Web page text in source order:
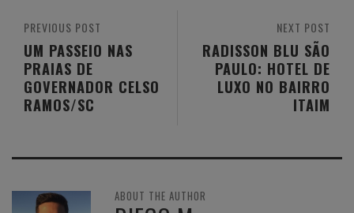
NEXT POST
RADISSON BLU SÃO
PAULO: HOTEL DE
LUXO NO BAIRRO
ITAIM
PREVIOUS POST
UM PASSEIO NAS
PRAIAS DE
GOVERNADOR CELSO
RAMOS/SC
ABOUT THE AUTHOR